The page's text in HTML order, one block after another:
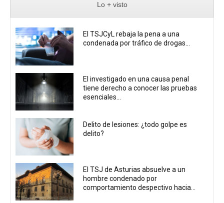
Lo + visto
El TSJCyL rebaja la pena a una
condenada por tráfico de drogas...
El investigado en una causa penal
tiene derecho a conocer las pruebas
esenciales...
Delito de lesiones: ¿todo golpe es
delito?
El TSJ de Asturias absuelve a un
hombre condenado por
comportamiento despectivo hacia...